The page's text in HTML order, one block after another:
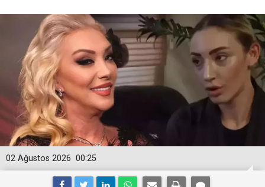
00:25
02 Ağustos 2026